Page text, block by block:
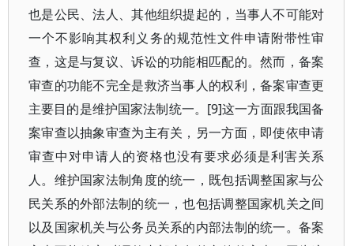
也是公民、法人、其他组织提起的，当事人不可能对
一个不影响其权利义务的规范性文件申请附带性审
查，这是与复议、诉讼的功能相匹配的。然而，备案
审查的功能不完全是救济当事人的权利，备案审查更
主要目的是维护国家法制统一。[9]这一方面跟我国备
案审查以抽象审查为主有关，另一方面，即使依申请
审查中对申请人的资格也没有要求必须是利害关系
人。维护国家法制角度的统一，既包括调整国家与公
民关系的外部法制的统一，也包括调整国家机关之间
以及国家机关与公务员关系的内部法制的统一。备案